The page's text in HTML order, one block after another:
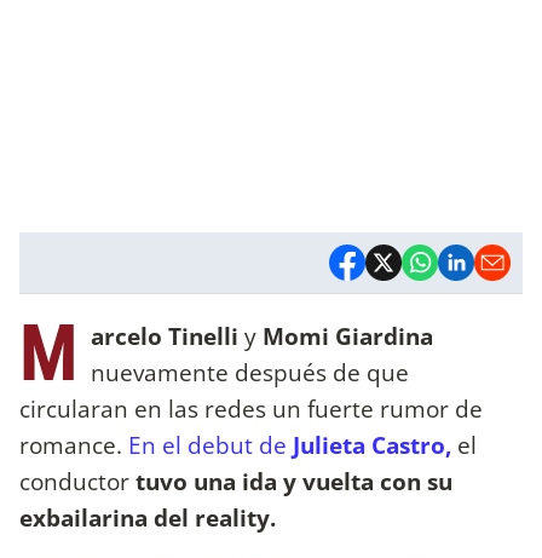
M arcelo Tinelli y Momi Giardina
nuevamente después de que
circularan en las redes un fuerte rumor de
romance. En el debut de Julieta Castro, el
conductortuvo una ida y vuelta con su
exbailarina del reality.